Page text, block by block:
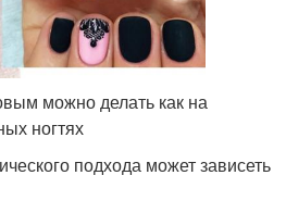
можно делать как на
ногтях
подхода может зависеть